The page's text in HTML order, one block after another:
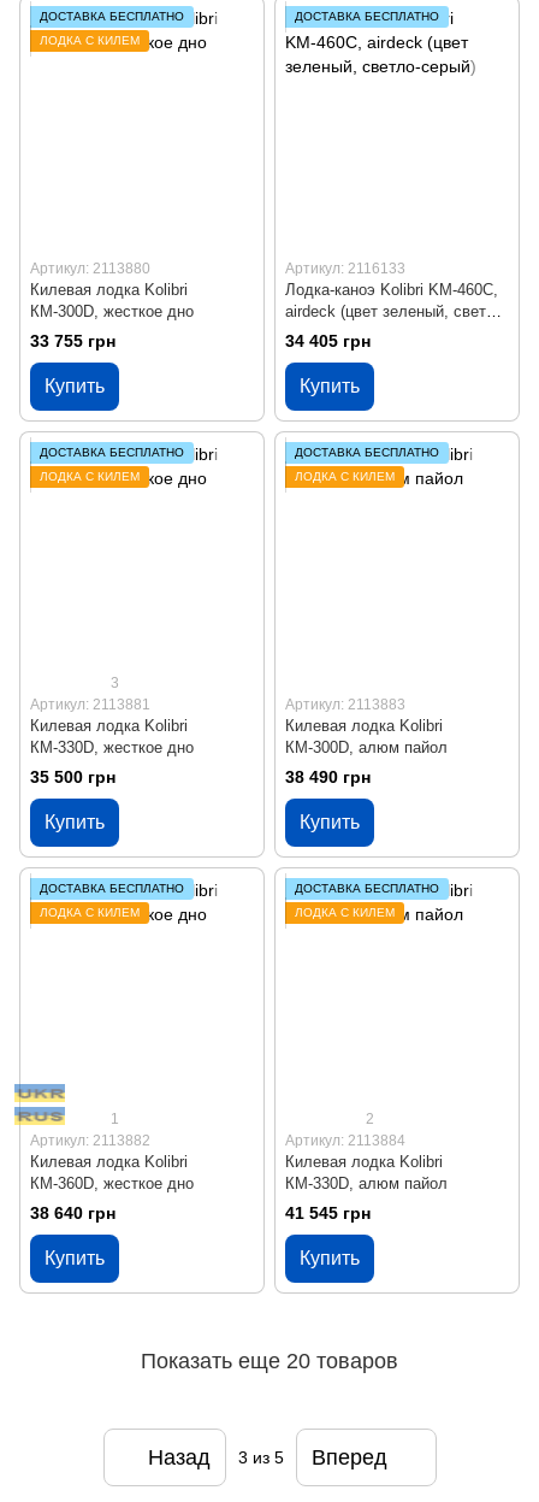
ДОСТАВКА БЕСПЛАТНО
ЛОДКА С КИЛЕМ
Артикул: 2113880
Килевая лодка Kolibri
КМ-300D, жесткое дно
33 755 грн
Купить
ДОСТАВКА БЕСПЛАТНО
Артикул: 2116133
Лодка-каноэ Kolibri KМ-460С,
airdeck (цвет зеленый, светло-
серый)
34 405 грн
Купить
ДОСТАВКА БЕСПЛАТНО
ЛОДКА С КИЛЕМ
3
Артикул: 2113881
Килевая лодка Kolibri
КМ-330D, жесткое дно
35 500 грн
Купить
ДОСТАВКА БЕСПЛАТНО
ЛОДКА С КИЛЕМ
Артикул: 2113883
Килевая лодка Kolibri
КМ-300D, алюм пайол
38 490 грн
Купить
ДОСТАВКА БЕСПЛАТНО
ЛОДКА С КИЛЕМ
1
Артикул: 2113882
Килевая лодка Kolibri
КМ-360D, жесткое дно
38 640 грн
Купить
ДОСТАВКА БЕСПЛАТНО
ЛОДКА С КИЛЕМ
2
Артикул: 2113884
Килевая лодка Kolibri
КМ-330D, алюм пайол
41 545 грн
Купить
Показать еще 20 товаров
Назад 3 из 5 Вперед